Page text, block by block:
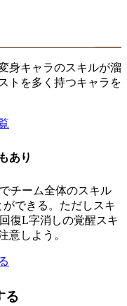
身キャラのスキルが溜
トを多く持つキャラを
あり
チーム全体のスキル
できる。ただしスキ
復L字消しの覚醒スキ
意しよう。
る